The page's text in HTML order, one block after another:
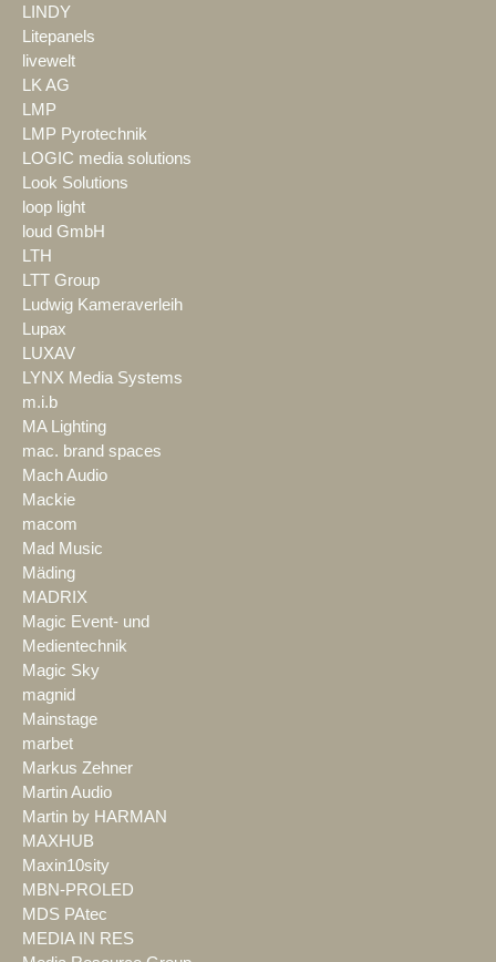
LINDY
Litepanels
livewelt
LK AG
LMP
LMP Pyrotechnik
LOGIC media solutions
Look Solutions
loop light
loud GmbH
LTH
LTT Group
Ludwig Kameraverleih
Lupax
LUXAV
LYNX Media Systems
m.i.b
MA Lighting
mac. brand spaces
Mach Audio
Mackie
macom
Mad Music
Mäding
MADRIX
Magic Event- und
Medientechnik
Magic Sky
magnid
Mainstage
marbet
Markus Zehner
Martin Audio
Martin by HARMAN
MAXHUB
Maxin10sity
MBN-PROLED
MDS PAtec
MEDIA IN RES